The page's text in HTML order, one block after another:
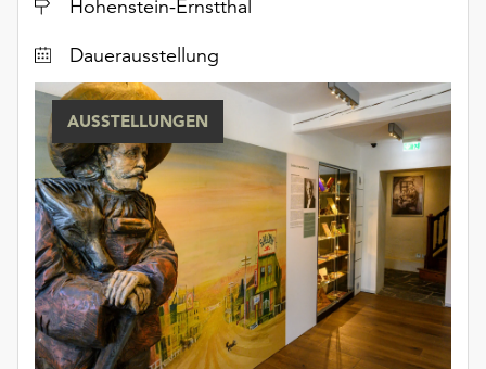
Ort
Hohenstein-Ernstthal
Dauerausstellung
AUSSTELLUNGEN